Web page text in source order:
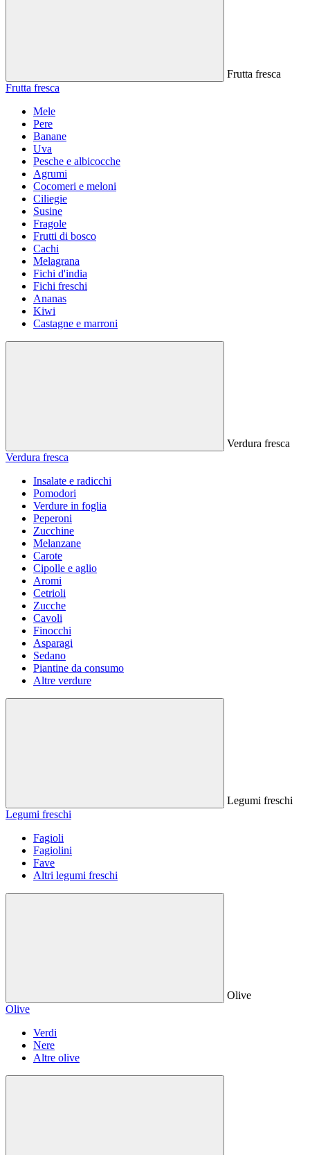
Frutta fresca
Frutta fresca
Mele
Pere
Banane
Uva
Pesche e albicocche
Agrumi
Cocomeri e meloni
Ciliegie
Susine
Fragole
Frutti di bosco
Cachi
Melagrana
Fichi d'india
Fichi freschi
Ananas
Kiwi
Castagne e marroni
Verdura fresca
Verdura fresca
Insalate e radicchi
Pomodori
Verdure in foglia
Peperoni
Zucchine
Melanzane
Carote
Cipolle e aglio
Aromi
Cetrioli
Zucche
Cavoli
Finocchi
Asparagi
Sedano
Piantine da consumo
Altre verdure
Legumi freschi
Legumi freschi
Fagioli
Fagiolini
Fave
Altri legumi freschi
Olive
Olive
Verdi
Nere
Altre olive